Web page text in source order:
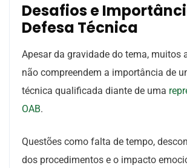
Desafios e
Defesa Técnica
Apesar da gravidade do tema, muitos
não compreendem a importância de
técnica qualificada diante de uma
OAB.
Questões como falta de tempo,
dos procedimentos e o impacto